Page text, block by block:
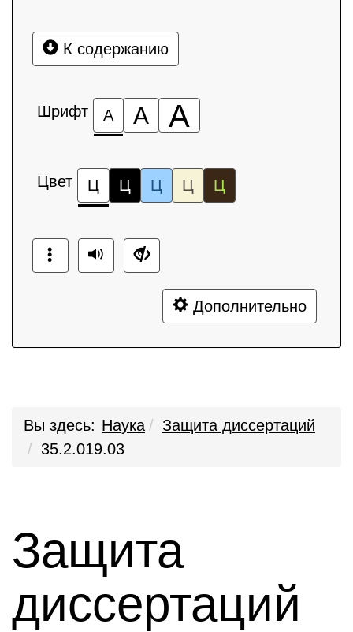
К содержанию
Шрифт А А А
Цвет Ц Ц Ц Ц Ц
Дополнительно
Вы здесь: Наука
Защита диссертаций
35.2.019.03
Защита
диссертаций